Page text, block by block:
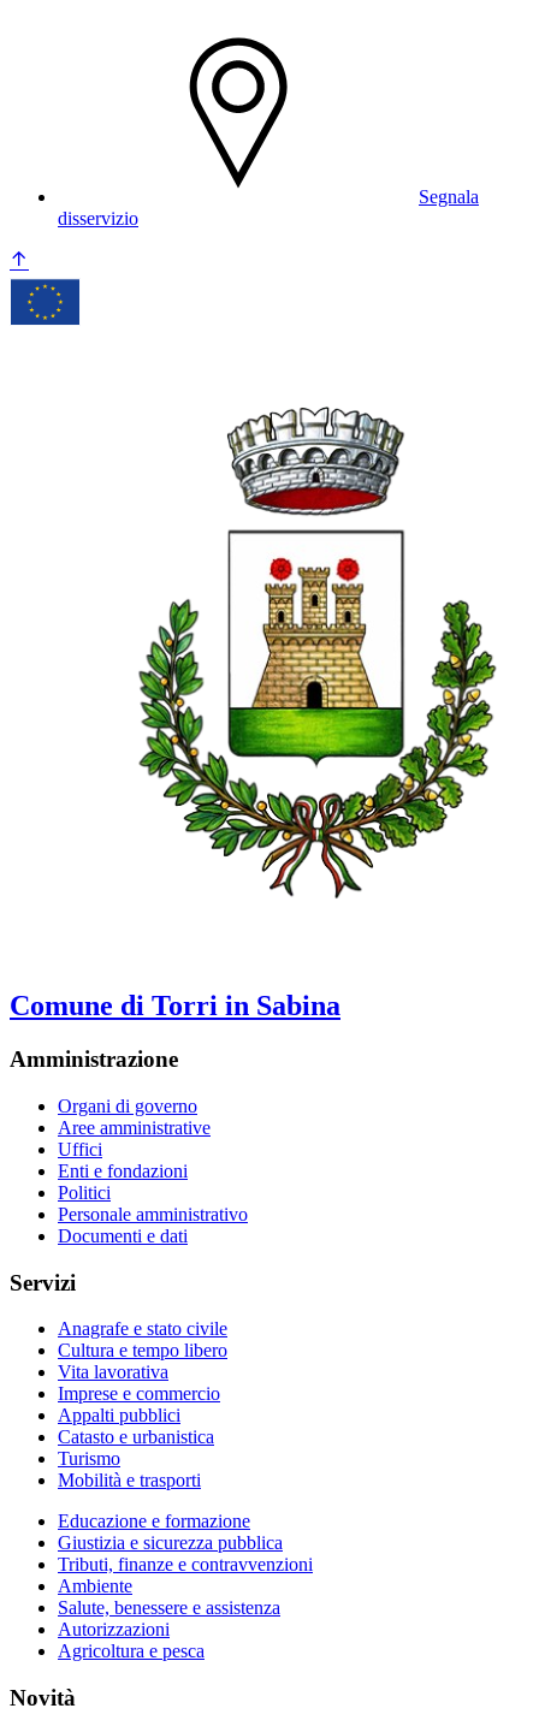
Segnala
disservizio
Comune di Torri in Sabina
Amministrazione
Organi di governo
Aree amministrative
Uffici
Enti e fondazioni
Politici
Personale amministrativo
Documenti e dati
Servizi
Anagrafe e stato civile
Cultura e tempo libero
Vita lavorativa
Imprese e commercio
Appalti pubblici
Catasto e urbanistica
Turismo
Mobilità e trasporti
Educazione e formazione
Giustizia e sicurezza pubblica
Tributi, finanze e contravvenzioni
Ambiente
Salute, benessere e assistenza
Autorizzazioni
Agricoltura e pesca
Novità